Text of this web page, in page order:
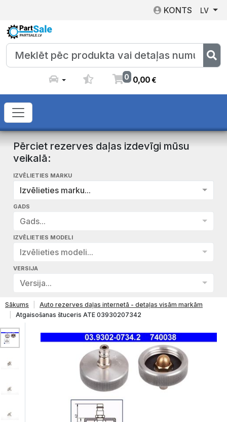
KONTS LV
0 0,00€
Pērciet rezerves daļas izdevīgi mūsu
veikalā:
IZVĒLIETIES MARKU
Izvēlieties marku...
GADS
Gads...
IZVĒLIETIES MODELI
Izvēlieties modeli...
VERSIJA
Versija...
Sākums
Auto rezerves daļas internetā - detaļas visām markām
Atgaisošanas štuceris ATE 03930207342